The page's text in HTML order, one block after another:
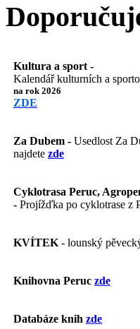
Kultura a sport -
Kalendář kulturních a
na rok 2026
ZDE
Za Dubem - Usedlost Za
najdete zde
Cyklotrasa Peruc,
- Projížďka po cyklotrase z
KVÍTEK - lounský
Knihovna Peruc zde
Databáze knih zde